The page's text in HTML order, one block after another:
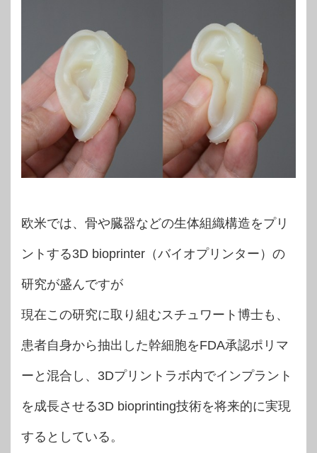
欧米では、骨や臓器などの生体組織構造をプリ
ントする3D bioprinter（バイオプリンター）の
研究が盛んですが
現在この研究に取り組むスチュワート博士も、
患者自身から抽出した幹細胞をFDA承認ポリマ
ーと混合し、3Dプリントラボ内でインプラント
を成長させる3D bioprinting技術を将来的に実現
するとしている。